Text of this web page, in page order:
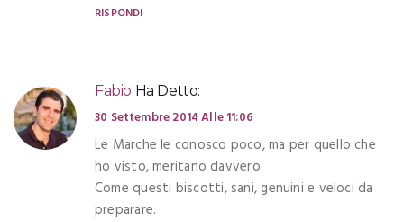
RISPONDI
Fabio Ha Detto:
30 Settembre 2014 Alle 11:06
Le Marche le conosco poco, ma per quello che
ho visto, meritano davvero.
Come questi biscotti, sani, genuini e veloci da
preparare.